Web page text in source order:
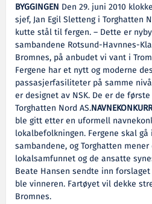
BYGGINGEN Den 29. juni 2010
sjef, Jan Egil Sletteng i Torghatten
kutte stål til fergen. ­– Dette er
sambandene Rotsund-Havnnes-
Bromnes, på anbudet vi vant i
Fergene har et nytt og moderne
passasjerfasiliteter på samme
er designet av NSK. De er de
Torghatten Nord AS.
ble gitt etter en uformell
lokalbefolkningen. Fergene skal
sambandene, og Torghatten
lokalsamfunnet og de ansatte
Beate Hansen sendte inn
ble vinneren. Fartøyet vil dekke
Bromnes.